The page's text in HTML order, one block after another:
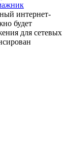
интернет-
будет
для сетевых